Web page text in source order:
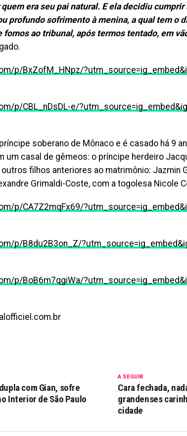
era seu pai natural. E ela decidiu
profundo sofrimento à menina, a qual tem o
fomos ao tribunal, após termos tentado, em
p/BxZofM_HNpz/
p/CBL_nDsDL-e/
soberano de Mônaco e é casado há 9
um casal de gêmeos: o príncipe herdeiro
filhos anteriores ao matrimônio: Jazmin
Grimaldi-Coste, com a togolesa Nicole
p/CA7Z2mqFx69/
p/B8du2B3on_Z/
p/BoB6m7qgiWa/
A SEGUIR
Cara fechada,
grandenses
cidade
com Gian, sofre
Interior de São Paulo